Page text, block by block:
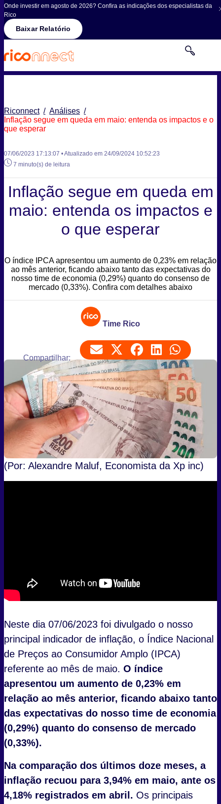
Onde investir em agosto de 2026? Confira as indicações dos especialistas da
Rico
Baixar Relatório
Riconnect / Análises /
Inflação segue em queda em maio: entenda os impactos e o
que esperar
07/06/2023 17:13:07 • Atualizado em 24/09/2024 10:52:23
7 minuto(s) de leitura
Inflação segue em queda em
maio: entenda os impactos e
o que esperar
O índice IPCA apresentou um aumento de 0,23% em relação
ao mês anterior, ficando abaixo tanto das expectativas do
nosso time de economia (0,29%) quanto do consenso de
mercado (0,33%). Confira com detalhes abaixo
Time Rico
Compartilhar:
(Por: Alexandre Maluf, Economista da Xp inc)
Neste dia 07/06/2023 foi divulgado o nosso
principal indicador de inflação, o Índice Nacional
de Preços ao Consumidor Amplo (IPCA)
referente ao mês de maio. O índice
apresentou um aumento de 0,23% em
relação ao mês anterior, ficando abaixo tanto
das expectativas do nosso time de economia
(0,29%) quanto do consenso de mercado
(0,33%).
Na comparação dos últimos doze meses, a
inflação recuou para 3,94% em maio, ante os
4,18% registrados em abril. Os principais